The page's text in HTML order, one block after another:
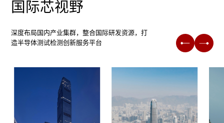
国际芯视野
深度布局国内产业集群，整合国际研发资源，打
造半导体测试检测创新服务平台